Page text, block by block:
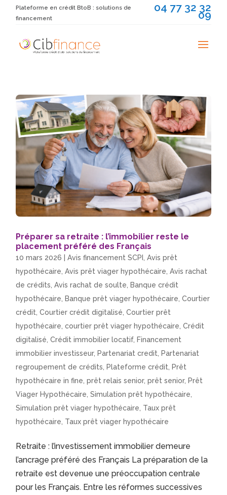
Plateforme en crédit BtoB : solutions de
financement
04 77 32 32
09
Préparer sa retraite : l’immobilier reste le
placement préféré des Français
10 mars 2026 |Avis financement SCPI ,Avis prêt
hypothécaire ,Avis prêt viager hypothécaire ,Avis rachat
de crédits ,Avis rachat de soulte
Banque crédit
hypothécaire
Banque prêt viager hypothécaire ,Courtier
crédit ,Courtier crédit digitalisé ,Courtier prêt
hypothécaire ,courtier prêt viager hypothécaire ,Crédit
digitalisé ,Crédit immobilier locatif, Financement
immobilier investisseur, Partenariat credit
Partenariat
regroupement de crédits
Plateforme crédit
Prêt
hypothécaire in fine ,prêt relais senior,prêt senior, Prêt
Viager Hypothécaire ,Simulation prêt hypothécaire
Simulation prêt viager hypothécaire Taux prêt
hypothécaire Taux prêt viager hypothécaire
Retraite : l’investissement immobilier demeure
l’ancrage préféré des Français La préparation de la
retraite est devenue une préoccupation centrale
pour les Français. Entre les réformes successives